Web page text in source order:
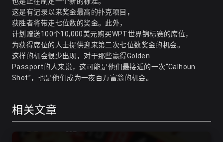
这是有记录以来奖金最高的扑克项目，
获胜者将带走七位数的奖金。此外，
计划赠送100个10,000美元购买WPT世界锦标赛的席位，
为获得席位的人士提供迎来第二次七位数奖金的机会。
这样的机会很少出现，对于那些赢得Golden
Passport的人来说，这可能是他们最接近的一次“Calhoun
Shot”，也是他们成为一夜百万富翁的机会。
相关文章